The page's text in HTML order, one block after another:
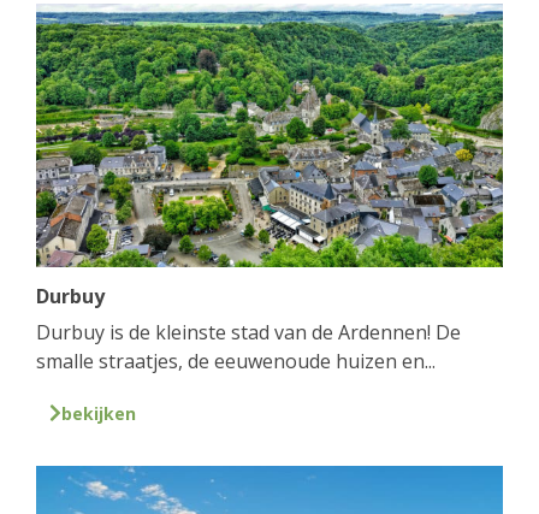
Durbuy
Durbuy is de kleinste stad van de Ardennen! De
smalle straatjes, de eeuwenoude huizen en...
bekijken